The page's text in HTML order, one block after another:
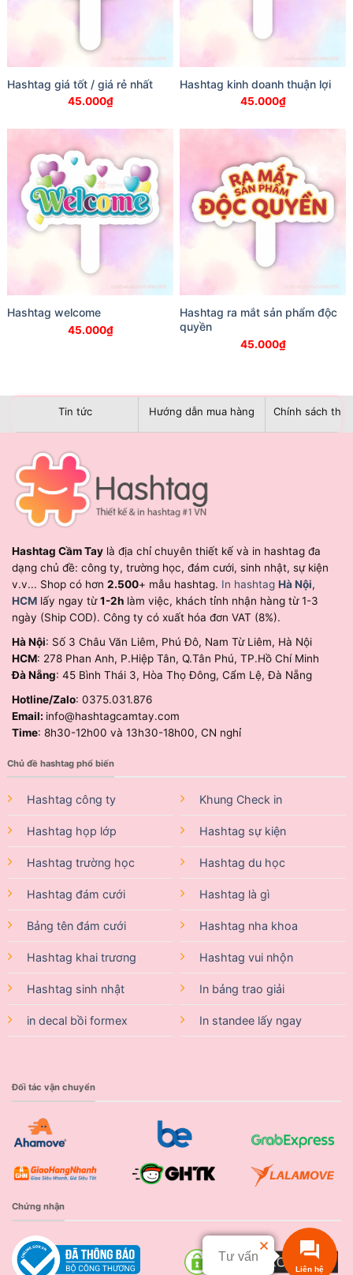
Hashtag giá tốt / giá rẻ nhất
45.000₫
Hashtag kinh doanh thuận lợi
45.000₫
Hashtag welcome
45.000₫
Hashtag ra mắt sản phẩm độc
quyền
45.000₫
Tin tức Hướng dẫn mua hàng Chính sách
Hashtag Cầm Tay là địa chỉ chuyên thiết kế và in hashtag đa
dạng chủ đề: công ty, trường học, đám cưới, sinh nhật, sự kiện
v.v... Shop có hơn 2.500+ mẫu hashtag. In hashtag Hà Nội,
HCM lấy ngay từ1-2h làm việc, khách tỉnh nhận hàng từ 1-3
ngày (Ship COD). Công ty có xuất hóa đơn VAT (8%).
Hà Nội: Số 3 Châu Văn Liêm, Phú Đô, Nam Từ Liêm, Hà Nội
HCM: 278 Phan Anh, P.Hiệp Tân, Q.Tân Phú, TP.Hồ Chí Minh
Đà Nẵng: 45 Bình Thái 3, Hòa Thọ Đông, Cẩm Lệ, Đà Nẵng
Hotline/Zalo: 0375.031.876
Email: info@hashtagcamtay.com
Time: 8h30-12h00 và 13h30-18h00, CN nghỉ
Chủ đề hashtag phổ biến
Hashtag công ty
Hashtag họp lớp
Hashtag trường học
Hashtag đám cưới
Bảng tên đám cưới
Hashtag khai trương
Hashtag sinh nhật
in decal bồi formex
Khung Check in
Hashtag sự kiện
Hashtag du học
Hashtag là gì
Hashtag nha khoa
Hashtag vui nhộn
In bảng trao giải
In standee lấy ngay
Đối tác vận chuyển
Chứng nhận
Liên hệ
Tư vấn